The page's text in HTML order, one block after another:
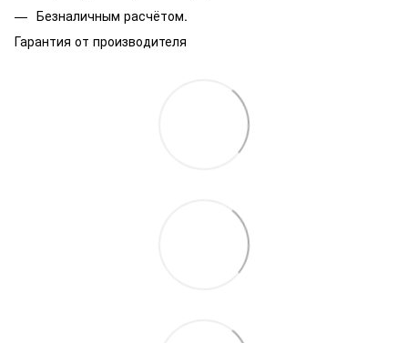
Безналичным расчётом.
Гарантия от производителя